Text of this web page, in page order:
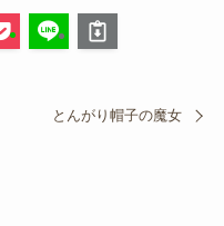
とんがり帽子の魔女